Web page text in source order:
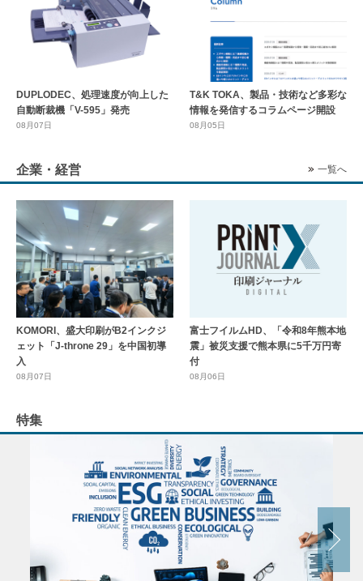
DUPLODEC、処理速度が向上した
自動断裁機「V-595」発売
08月07日
T&K TOKA、製品・技術など多彩な
情報を発信するコラムページ開設
08月05日
企業・経営 一覧へ
KOMORI、盛大印刷がB2インクジ
ェット「J-throne 29」を中国初導
入
08月07日
富士フイルムHD、「令和8年熊本地
震」被災支援で熊本県に5千万円寄
付
08月06日
特集